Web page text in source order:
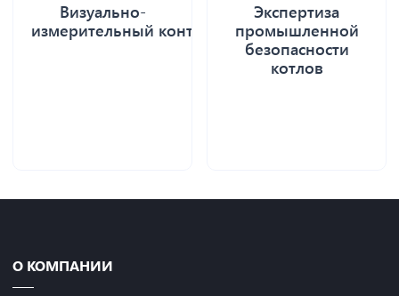
Визуально-
измерительный контроль
Экспертиза
промышленной
безопасности
котлов
О КОМПАНИИ